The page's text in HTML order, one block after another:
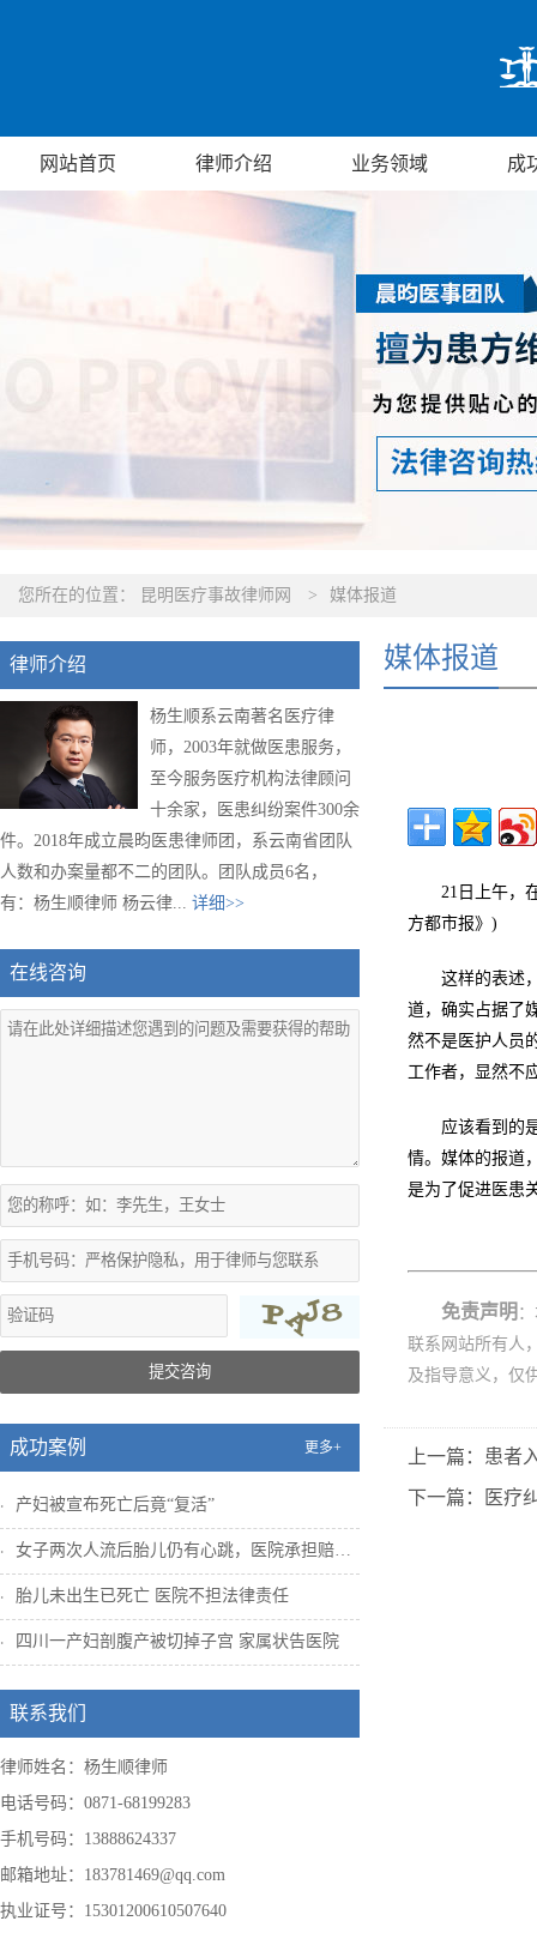
网站首页 律师介绍 业务领域 成
您所在的位置： 昆明医疗事故律师网 > 媒体报道
律师介绍
杨生顺系云南著名医疗律
师，2003年就做医患服务，
至今服务医疗机构法律顾问
十余家，医患纠纷案件300余
件。2018年成立晨昀医患律师团，系云南省团队
人数和办案量都不二的团队。团队成员6名，
有：杨生顺律师 杨云律... 详细>>
在线咨询
提交咨询
成功案例 更多+
产妇被宣布死亡后竟“复活”
女子两次人流后胎儿仍有心跳，医院承担赔偿...
胎儿未出生已死亡 医院不担法律责任
四川一产妇剖腹产被切掉子宫 家属状告医院
联系我们
律师姓名：杨生顺律师
电话号码：0871-68199283
手机号码：13888624337
邮箱地址：183781469@qq.com
执业证号：15301200610507640
媒体报道
21日上午，
方都市报》)
这样的表述
道，确实占据了
然不是医护人员
工作者，显然不
应该看到的
情。媒体的报道
是为了促进医患
免责声明
联系网站所有人
及指导意义，仅
上一篇：患者
下一篇：医疗